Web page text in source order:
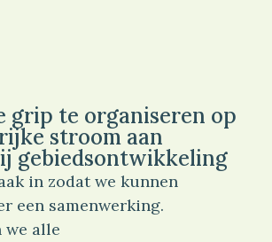
grip te organiseren op
stroom aan
gebiedsontwikkeling
in zodat we kunnen
een samenwerking.
we alle